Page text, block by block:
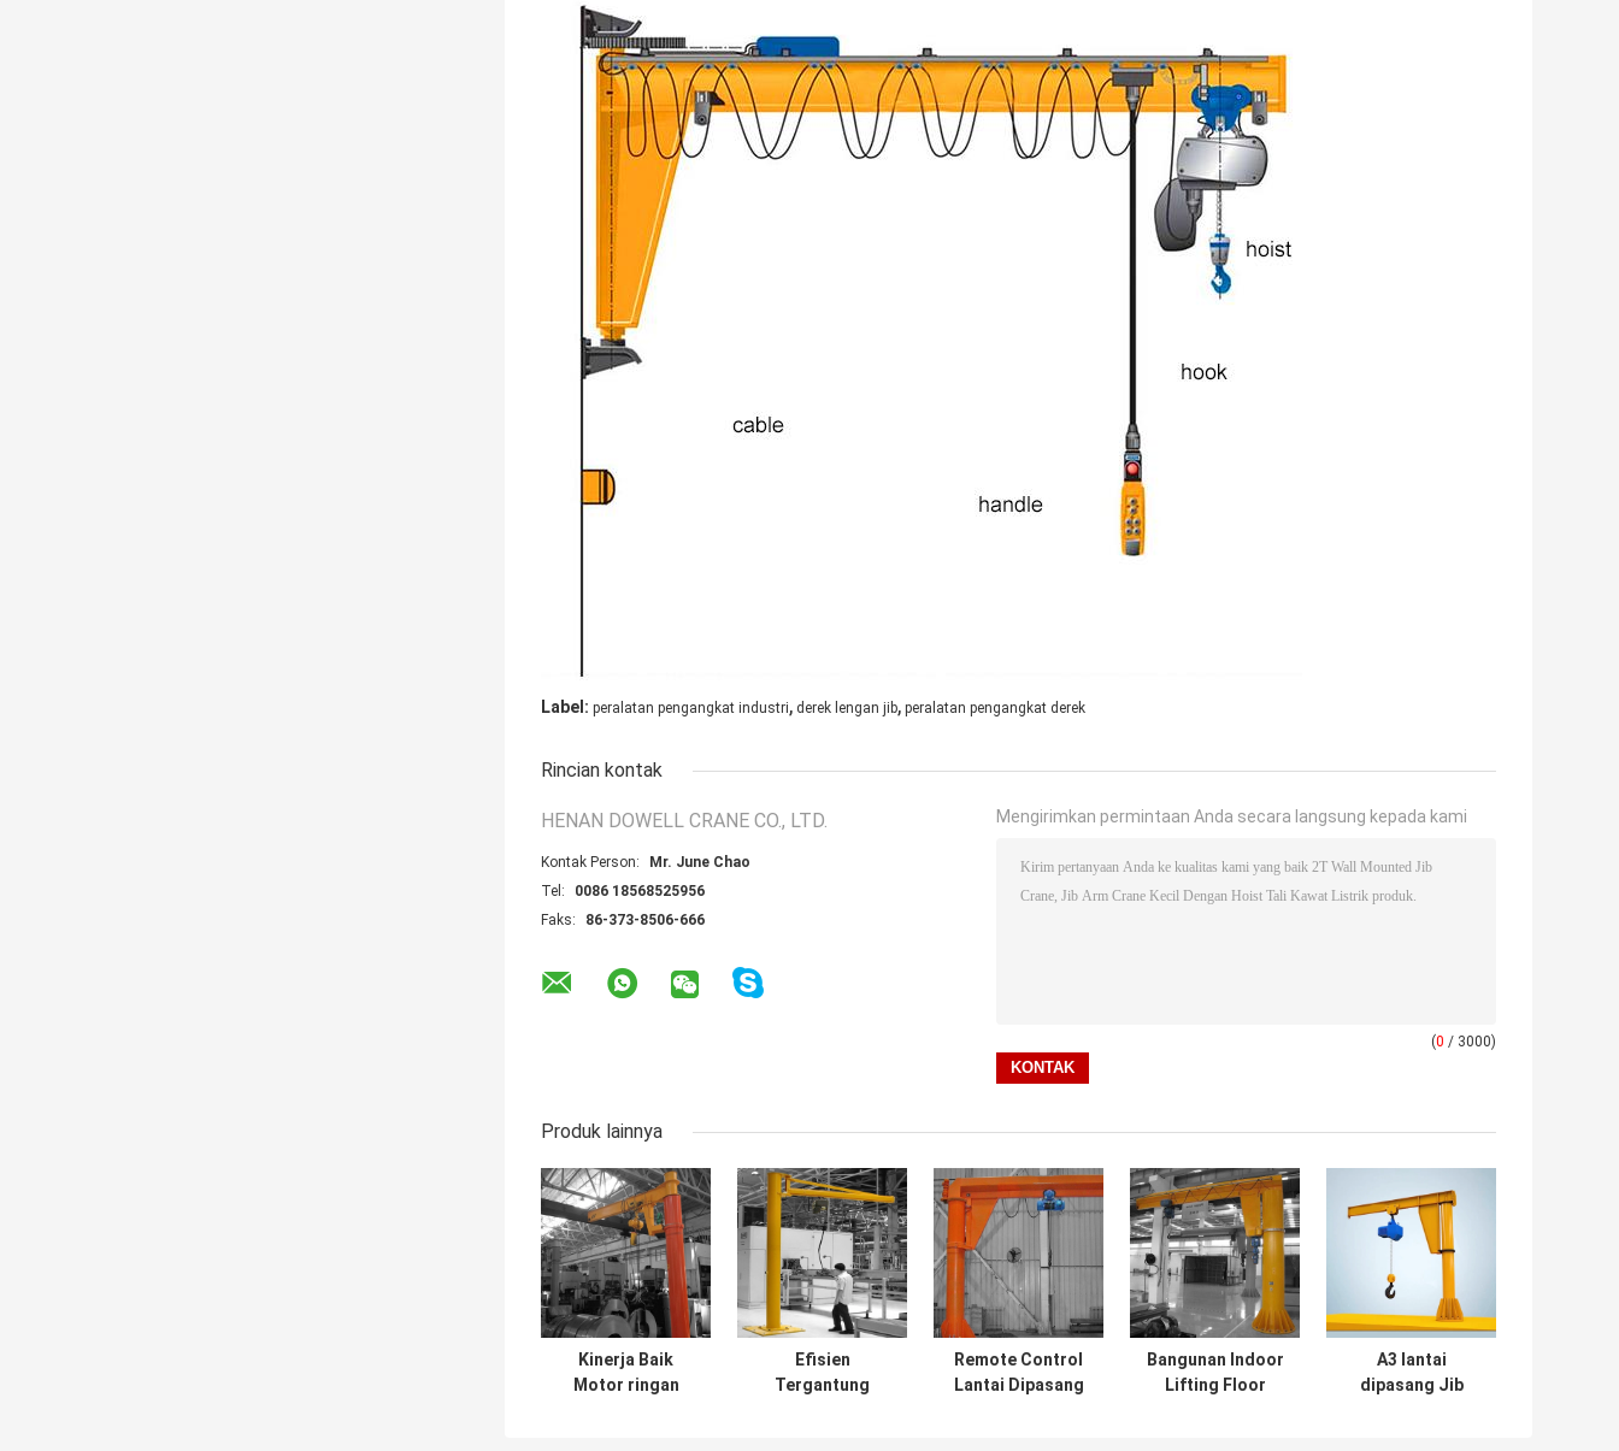
Label: peralatan pengangkat industri, derek lengan jib, peralatan pengangkat derek
Rincian kontak
HENAN DOWELL CRANE CO., LTD.
Kontak Person:
Mr. June Chao
Tel:
0086 18568525956
Faks:
86-373-8506-666
Mengirimkan permintaan Anda secara langsung kepada kami
(0 / 3000)
Produk lainnya
Kinerja Baik
Motor ringan
Efisien
Tergantung
Remote Control
Lantai Dipasang
Bangunan Indoor
Lifting Floor
A3 lantai
dipasang Jib